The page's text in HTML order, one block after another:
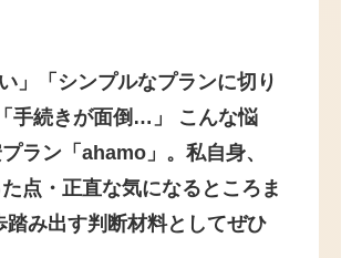
」「シンプルなプランに切り
手続きが面倒…」 こんな悩
ラン「ahamo」。私自身、
点・正直な気になるところま
み出す判断材料としてぜひ